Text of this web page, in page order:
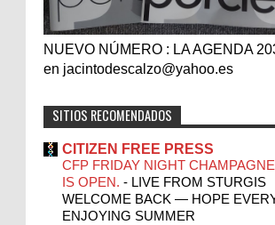
NUEVO NÚMERO : LA AGENDA
en jacintodescalzo@yahoo.es
SITIOS RECOMENDADOS
CITIZEN FREE PRESS
CFP FRIDAY NIGHT
IS OPEN. - LIVE FROM STURGIS
WELCOME BACK — HOPE
ENJOYING SUMMER